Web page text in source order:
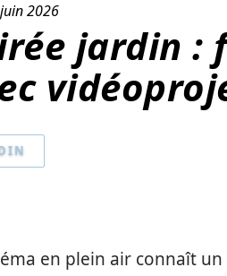
2026
jardin :
en plein air connaît